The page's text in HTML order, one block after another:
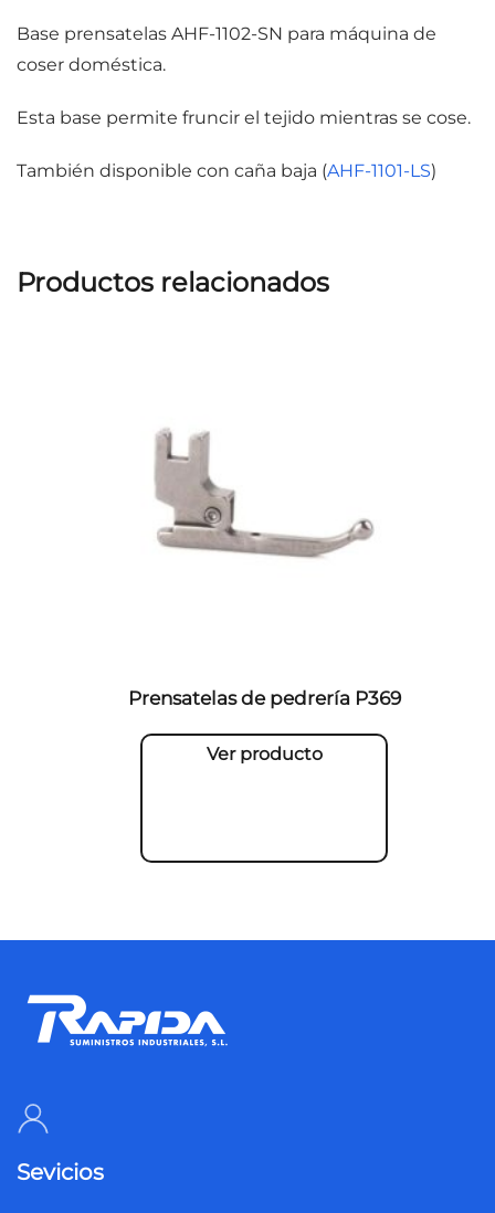
Base prensatelas AHF-1102-SN para máquina de
coser doméstica.
Esta base permite fruncir el tejido mientras se cose.
También disponible con caña baja (AHF-1101-LS)
Productos relacionados
Prensatelas de pedrería P369
Ver producto
Sevicios